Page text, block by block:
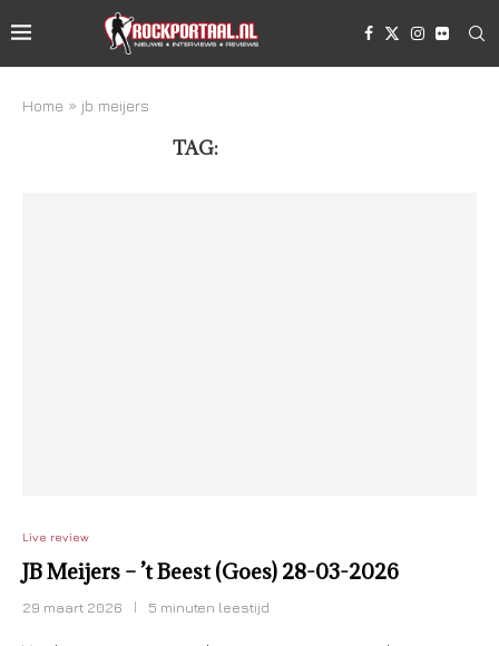
Home » jb meijers
TAG:
Live review
JB Meijers – ’t Beest (Goes) 28-03-2026
29 maart 2026 5 minuten leestijd